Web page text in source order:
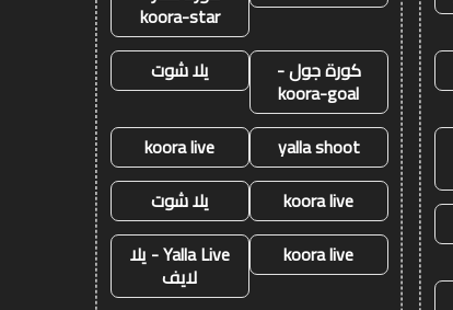
koora-star
كورة جول -
koora-goal
يلا شوت
yalla shoot
koora live
koora live
يلا شوت
koora live
Yalla Live - يلا
لايف